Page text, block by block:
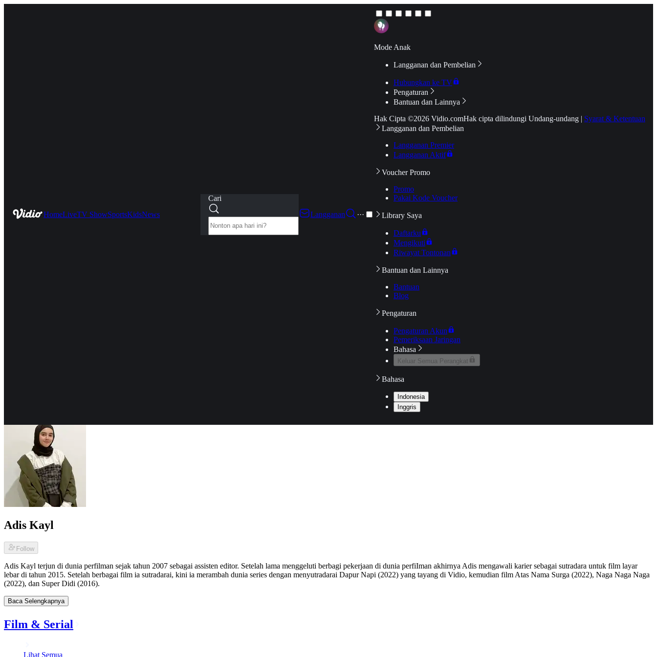
HomeLiveTV ShowSportsKidsNews
Cari
Langganan
···
Mode Anak
Langganan dan Pembelian
Hubungkan ke TV
Pengaturan
Bantuan dan Lainnya
Hak Cipta ©2026 Vidio.comHak cipta dilindungi Undang-undang | Syarat & Ketentuan
Langganan dan Pembelian
Langganan Premier
Langganan Aktif
Voucher Promo
Promo
Pakai Kode Voucher
Library Saya
Daftarku
Mengikuti
Riwayat Tontonan
Bantuan dan Lainnya
Bantuan
Blog
Pengaturan
Pengaturan Akun
Pemeriksaan Jaringan
Bahasa
Keluar Semua Perangkat
Bahasa
Indonesia
Inggris
Adis Kayl
Follow
Adis Kayl terjun di dunia perfilman sejak tahun 2007 sebagai assisten editor. Setelah lama menggeluti berbagi pekerjaan di dunia perfiIman akhirnya Adis mengawali karier sebagai sutradara untuk film layar
lebar di tahun 2015. Setelah berbagai film ia sutradarai, kini ia merambah dunia series dengan menyutradarai Dapur Napi (2022) yang tayang di Vidio, kemudian film Atas Nama Surga (2022), Naga Naga Naga
(2022), dan Super Didi (2016).
Baca Selengkapnya
Film & Serial
Lihat Semua